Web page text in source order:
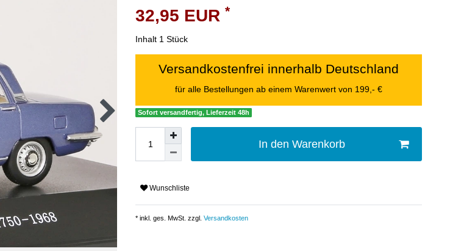
32,95 EUR *
Inhalt 1 Stück
Versandkostenfrei innerhalb Deutschland
für alle Bestellungen ab einem Warenwert von 199,- €
Sofort versandfertig, Lieferzeit 48h
In den Warenkorb
Wunschliste
* inkl. ges. MwSt. zzgl. Versandkosten